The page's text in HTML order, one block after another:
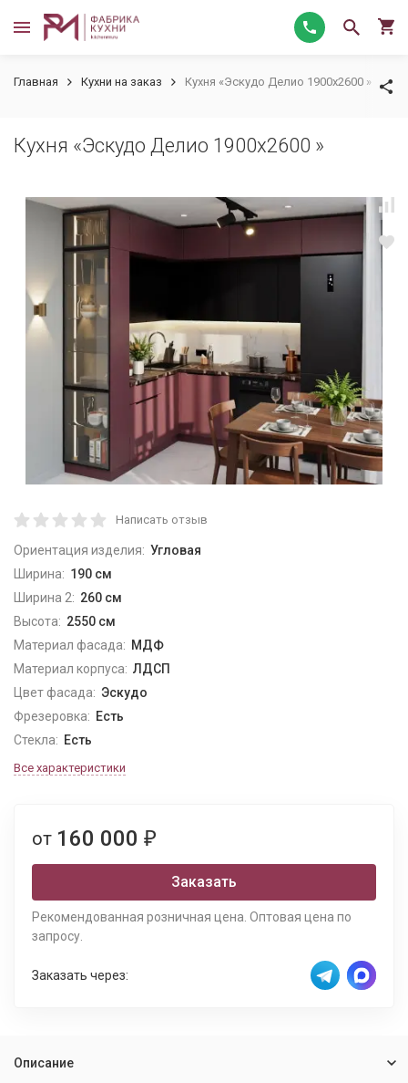
Главная Кухни на заказ Кухня «Эскудо Делио 1900х2600 »
Кухня «Эскудо Делио 1900х2600 »
Написать отзыв
Ориентация изделия: Угловая
Ширина: 190 см
Ширина 2: 260 см
Высота: 2550 см
Материал фасада: МДФ
Материал корпуса: ЛДСП
Цвет фасада: Эскудо
Фрезеровка: Есть
Стекла: Есть
Все характеристики
от 160 000 ₽
Заказать
Рекомендованная розничная цена. Оптовая цена по
запросу.
Заказать через:
Описание